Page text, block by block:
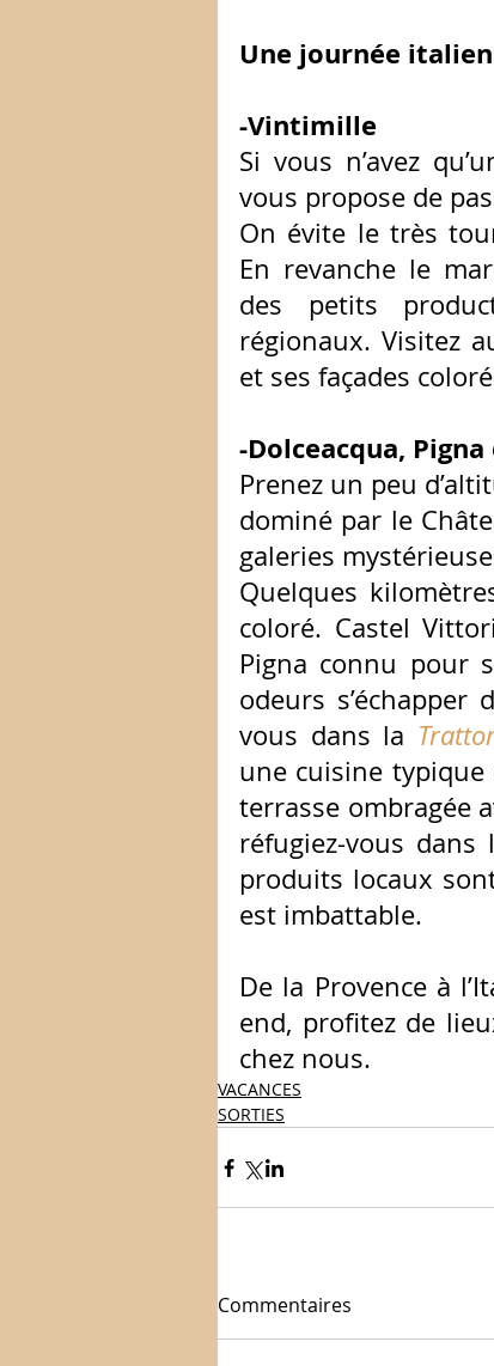
Une journée
-Vintimille
Si vous n’avez
vous propose de
On évite le très
En revanche le
des petits
régionaux. Visitez
et ses façades
-Dolceacqua,
Prenez un peu
dominé par le
galeries
Quelques
coloré. Castel
Pigna connu pour
odeurs
vous dans la
une cuisine typique
terrasse ombragée
réfugiez-vous dans
produits locaux
est imbattable.
De la Provence à
end, profitez de
chez nous.
VACANCES
SORTIES
Commentaires